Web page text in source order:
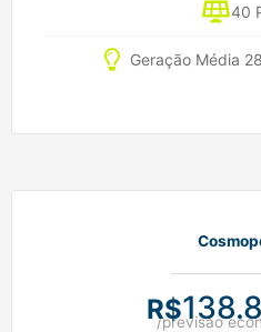
40
Geração Média
R$
/previsão